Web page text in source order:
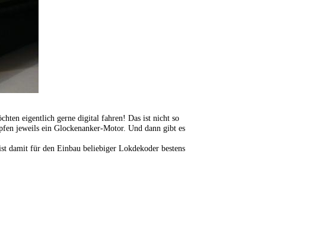
eigentlich gerne digital fahren! Das ist nicht so
jeweils ein Glockenanker-Motor. Und dann gibt es
damit für den Einbau beliebiger Lokdekoder bestens